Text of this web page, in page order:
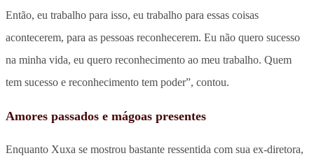
Então, eu trabalho para isso, eu trabalho para essas coisas
acontecerem, para as pessoas reconhecerem. Eu não quero sucesso
na minha vida, eu quero reconhecimento ao meu trabalho. Quem
tem sucesso e reconhecimento tem poder”, contou.
Amores passados e mágoas presentes
Enquanto Xuxa se mostrou bastante ressentida com sua ex-diretora,